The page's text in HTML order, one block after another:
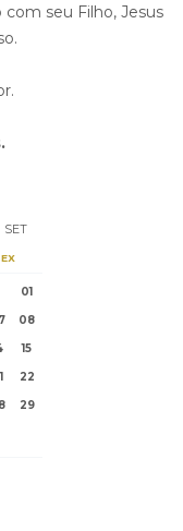
seu Filho, Jesus
SET
01
08
15
22
29